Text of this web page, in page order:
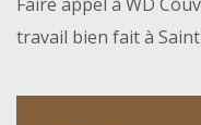
travail bien fait à